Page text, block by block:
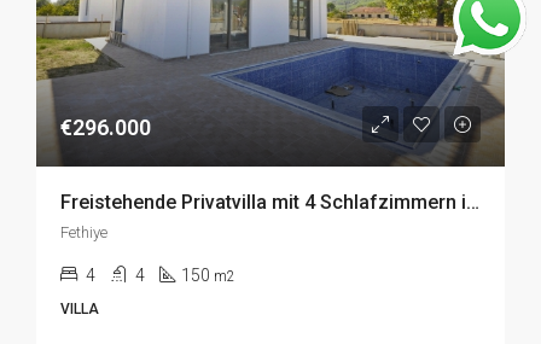
€296.000
Freistehende Privatvilla mit 4 Schlafzimmern in Seydikemer, Fethiye zu Verkaufen
Fethiye
4 4 150 m2
VILLA